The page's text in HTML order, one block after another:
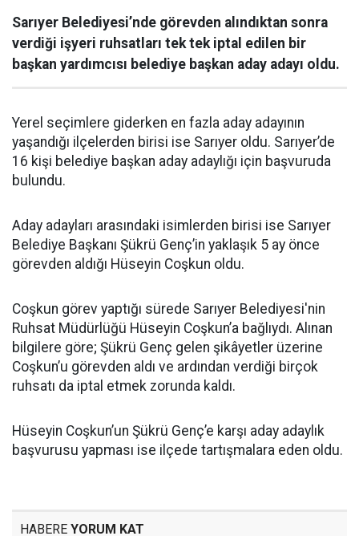
Sarıyer Belediyesi’nde görevden alındıktan sonra
verdiği işyeri ruhsatları tek tek iptal edilen bir
başkan yardımcısı belediye başkan aday adayı oldu.
Yerel seçimlere giderken en fazla aday adayının
yaşandığı ilçelerden birisi ise Sarıyer oldu. Sarıyer’de
16 kişi belediye başkan aday adaylığı için başvuruda
bulundu.
Aday adayları arasındaki isimlerden birisi ise Sarıyer
Belediye Başkanı Şükrü Genç’in yaklaşık 5 ay önce
görevden aldığı Hüseyin Coşkun oldu.
Coşkun görev yaptığı sürede Sarıyer Belediyesi'nin
Ruhsat Müdürlüğü Hüseyin Coşkun’a bağlıydı. Alınan
bilgilere göre; Şükrü Genç gelen şikâyetler üzerine
Coşkun’u görevden aldı ve ardından verdiği birçok
ruhsatı da iptal etmek zorunda kaldı.
Hüseyin Coşkun’un Şükrü Genç’e karşı aday adaylık
başvurusu yapması ise ilçede tartışmalara eden oldu.
HABERE YORUM KAT